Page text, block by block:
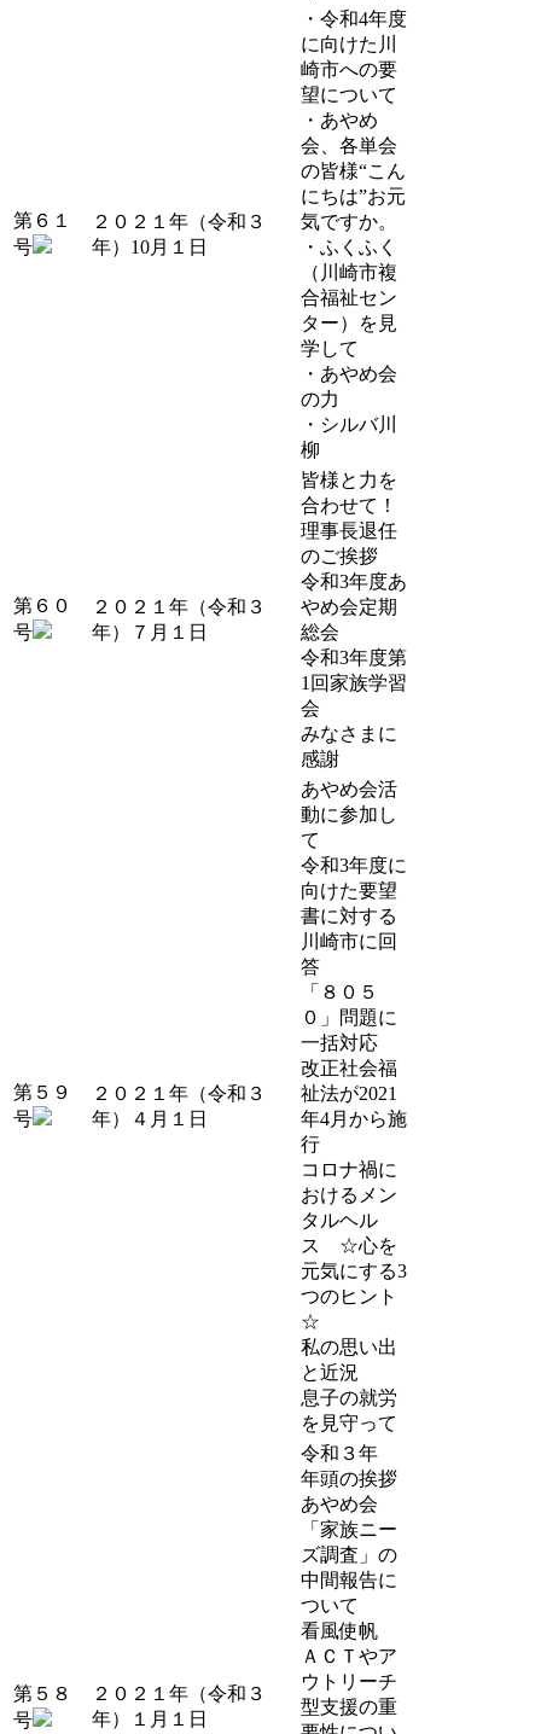
第６１
号
２０２１年（令和３
年）10月１日
・令和4年度
に向けた川
崎市への要
望について
・あやめ
会、各単会
の皆様“こん
にちは”お元
気ですか。
・ふくふく
（川崎市複
合福祉セン
ター）を見
学して
・あやめ会
の力
・シルバ川
柳
第６０
号
２０２１年（令和３
年）７月１日
皆様と力を
合わせて！
理事長退任
のご挨拶
令和3年度あ
やめ会定期
総会
令和3年度第
1回家族学習
会
みなさまに
感謝
第５９
号
２０２１年（令和３
年）４月１日
あやめ会活
動に参加し
て
令和3年度に
向けた要望
書に対する
川崎市に回
答
「８０５
０」問題に
一括対応
改正社会福
祉法が2021
年4月から施
行
コロナ禍に
おけるメン
タルヘル
ス ☆心を
元気にする3
つのヒント
☆
私の思い出
と近況
息子の就労
を見守って
第５８
号
２０２１年（令和３
年）１月１日
令和３年
年頭の挨拶
あやめ会
「家族ニー
ズ調査」の
中間報告に
ついて
看風使帆
ＡＣＴやア
ウトリーチ
型支援の重